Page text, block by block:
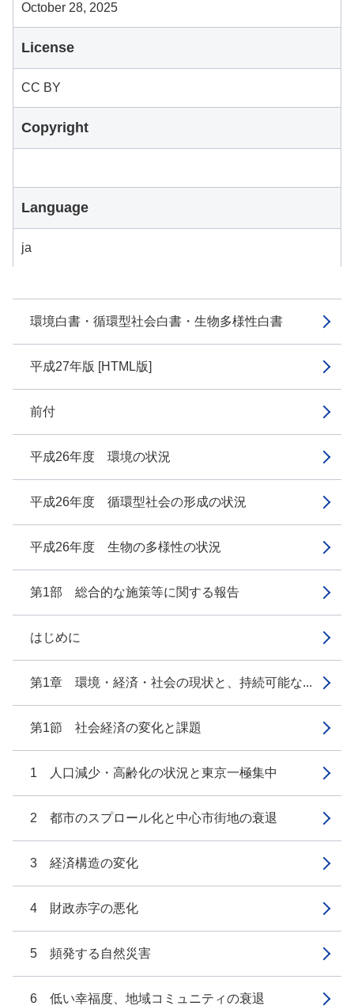
環境白書・循環型社会白書・生物多様性白書
平成27年版 [HTML版]
前付
平成26年度 環境の状況
平成26年度 循環型社会の形成の状況
平成26年度 生物の多様性の状況
第1部 総合的な施策等に関する報告
はじめに
第1章 環境・経済・社会の現状と、持続可能な...
第1節 社会経済の変化と課題
1 人口減少・高齢化の状況と東京一極集中
2 都市のスプロール化と中心市街地の衰退
3 経済構造の変化
4 財政赤字の悪化
5 頻発する自然災害
6 低い幸福度、地域コミュニティの衰退
October 28, 2025
License
CC BY
Copyright
Language
ja